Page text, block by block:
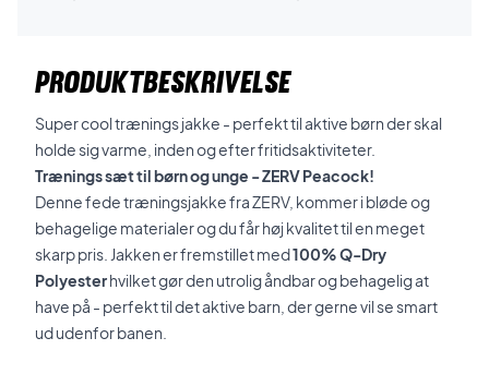
PRODUKTBESKRIVELSE
Super cool trænings jakke - perfekt til aktive børn der skal
holde sig varme, inden og efter fritidsaktiviteter.
Trænings sæt til børn og unge - ZERV Peacock!
Denne fede træningsjakke fra ZERV, kommer i bløde og
behagelige materialer og du får høj kvalitet til en meget
skarp pris. Jakken er fremstillet med100% Q-Dry
Polyesterhvilket gør den utrolig åndbar og behagelig at
have på - perfekt til det aktive barn, der gerne vil se smart
ud udenfor banen.